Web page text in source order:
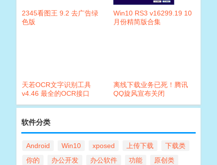
2345看图王 9.2 去广告绿
色版
Win10 RS3 v16299.19 10
月份精简版合集
天若OCR文字识别工具
v4.46 最全的OCR接口
离线下载业务已死！腾讯
QQ旋风宣布关闭
软件分类
Android Win10 xposed 上传下载
下载类
你的
办公开发 办公软件 功能
原创类